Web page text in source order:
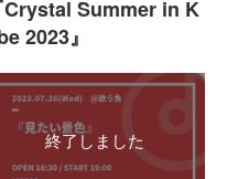
Crystal Summer in K
2023』
終了しました